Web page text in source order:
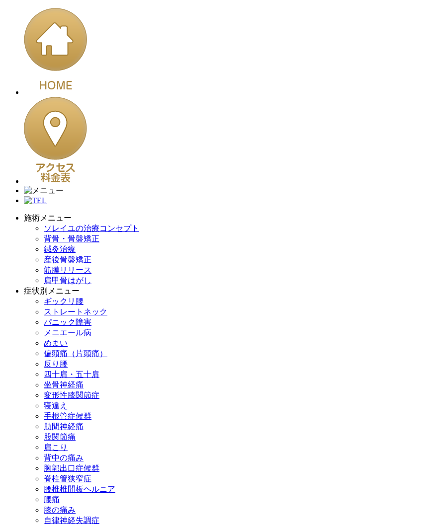
施術メニュー
ソレイユの治療コンセプト
背骨・骨盤矯正
鍼灸治療
産後骨盤矯正
筋膜リリース
肩甲骨はがし
症状別メニュー
ギックリ腰
ストレートネック
パニック障害
メニエール病
めまい
偏頭痛（片頭痛）
反り腰
四十肩・五十肩
坐骨神経痛
変形性膝関節症
寝違え
手根管症候群
肋間神経痛
股関節痛
肩こり
背中の痛み
胸郭出口症候群
脊柱管狭窄症
腰椎椎間板ヘルニア
腰痛
膝の痛み
自律神経失調症